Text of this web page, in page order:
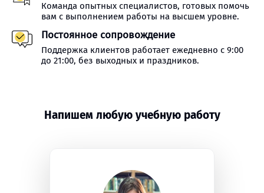
Команда опытных специалистов, готовых помочь
вам с выполнением работы на высшем уровне.
Постоянное сопровождение
Поддержка клиентов работает ежедневно с 9:00
до 21:00, без выходных и праздников.
Напишем любую учебную работу